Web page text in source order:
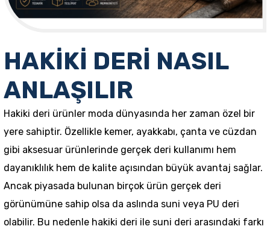
HAKİKİ DERİ NASIL
ANLAŞILIR
Hakiki deri ürünler moda dünyasında her zaman özel bir
yere sahiptir. Özellikle kemer, ayakkabı, çanta ve cüzdan
gibi aksesuar ürünlerinde gerçek deri kullanımı hem
dayanıklılık hem de kalite açısından büyük avantaj sağlar.
Ancak piyasada bulunan birçok ürün gerçek deri
görünümüne sahip olsa da aslında suni veya PU deri
olabilir. Bu nedenle hakiki deri ile suni deri arasındaki farkı